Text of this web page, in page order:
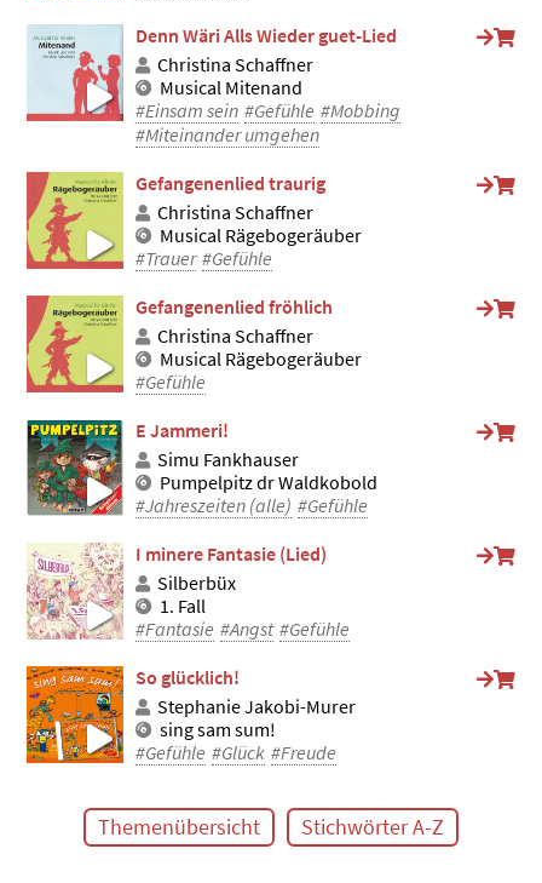
Denn Wäri Alls Wieder guet-Lied
Christina Schaffner
Musical Mitenand
#Einsam sein #Gefühle #Mobbing
#Miteinander umgehen
Gefangenenlied traurig
Christina Schaffner
Musical Rägebogeräuber
#Trauer #Gefühle
Gefangenenlied fröhlich
Christina Schaffner
Musical Rägebogeräuber
#Gefühle
E Jammeri!
Simu Fankhauser
Pumpelpitz dr Waldkobold
#Jahreszeiten (alle) #Gefühle
I minere Fantasie (Lied)
Silberbüx
1. Fall
#Fantasie #Angst #Gefühle
So glücklich!
Stephanie Jakobi-Murer
sing sam sum!
#Gefühle #Glück #Freude
Themenübersicht Stichwörter A-Z